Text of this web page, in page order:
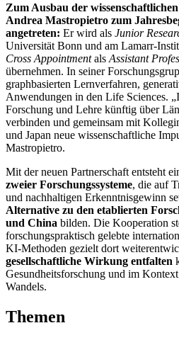
Zum Ausbau der
Andrea Mastropietro zum
angetreten: Er wird als Junior
Universität Bonn und am Lamarr-
Cross Appointmentals Assistant
übernehmen. In seiner
graphbasierten Lernverfahren,
Anwendungen in den Life Sciences.
Forschung und Lehre künftig über
verbinden und gemeinsam mit
und Japan neue wissenschaftliche
Mastropietro.
Mit der neuen Partnerschaft entsteht
zweier Forschungssysteme, die auf
und nachhaltigen Erkenntnisgewinn
Alternative zu den etablierten
und China bilden. Die Kooperation
forschungspraktisch gelebte
KI-Methoden gezielt dort
gesellschaftliche Wirkung entfalten
Gesundheitsforschung und im
Wandels.
Themen